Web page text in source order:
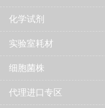
化学试剂
实验室耗材
细胞菌株
代理进口专区